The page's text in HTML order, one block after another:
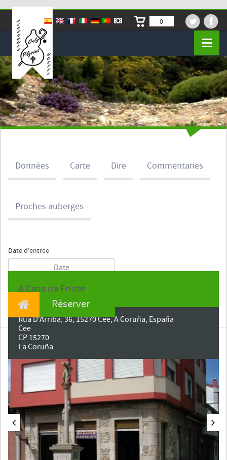
0
Données Carte Dire Commentaries
Proches auberges
Date d'entrée
Rèserver
A Casa da Fonte
Rúa D'Arriba, 36, 15270 Cee, A Coruña, España
Cee
CP 15270
La Coruña